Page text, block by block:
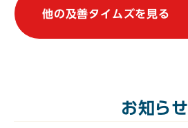
他の及善タイムズを見る
お知らせ